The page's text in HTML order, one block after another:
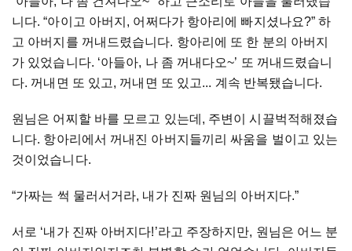
니다. “아이고 아버지, 어쩌다가 항아리에 빠지셨나요?” 하
고 아버지를 꺼내드렸습니다. 항아리에 또 한 분의 아버지
가 있었습니다. ‘아들아, 나 좀 꺼내다오~’ 또 꺼내드렸습니
다. 꺼내면 또 있고, 꺼내면 또 있고... 계속 반복됐습니다.
원님은 어찌할 바를 모르고 있는데, 주변이 시끌벅적해졌습
니다. 항아리에서 꺼내진 아버지들끼리 싸움을 벌이고 있는
것이었습니다.
“가짜는 썩 물러서거라, 내가 진짜 원님의 아버지다.”
서로 ‘내가 진짜 아버지다!’라고 주장하지만, 원님은 어느 분